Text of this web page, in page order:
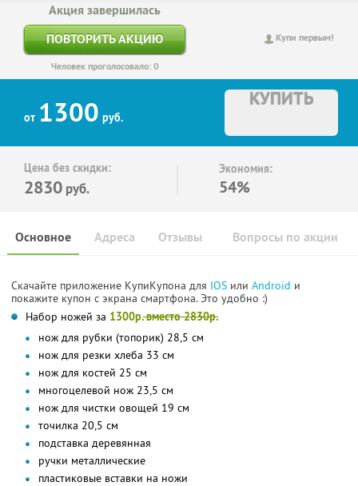
Купи первым!
Акция завершилась
ПОВТОРИТЬ АКЦИЮ
Человек проголосовало: 0
от 1300 руб.
КУПИТЬ
Цена без скидки:
2830 руб.
Экономия:
54%
Основное Отзывы Вопросы по акции
Адреса
Скачайте приложение КупиКупона для IOS или Android и
покажите купон с экрана смартфона. Это удобно :)
Набор ножей за 1300р.вместо 2830р.
нож для рубки (топорик) 28,5 см
нож для резки хлеба 33 см
нож для костей 25 см
многоцелевой нож 23,5 см
нож для чистки овощей 19 см
точилка 20,5 см
подставка деревянная
ручки металлические
пластиковые вставки на ножи